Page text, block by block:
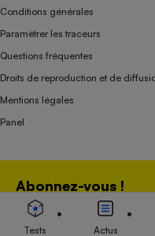
Abonnez-vous !
Bénéficiez d'une
une association 100 %
Conditions générales
Paramétrer les traceurs
Questions fréquentes
Droits de reproduction et de
Mentions légales
Panel
Association indépendante de
distributeurs depuis 1951.
Tests Actus